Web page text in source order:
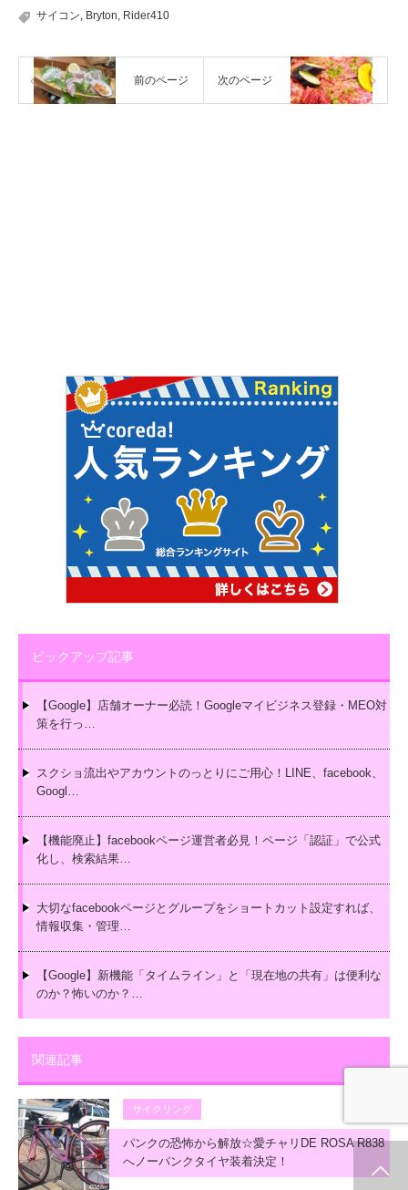
サイコン, Bryton, Rider410
前のページ 次のページ
ピックアップ記事
【Google】店舗オーナー必読！Googleマイビジネス登録・MEO対
策を行っ…
スクショ流出やアカウントのっとりにご用心！LINE、facebook、
Googl…
【機能廃止】facebookページ運営者必見！ページ「認証」で公式
化し、検索結果…
大切なfacebookページとグループをショートカット設定すれば、
情報収集・管理…
【Google】新機能「タイムライン」と「現在地の共有」は便利な
のか？怖いのか？…
関連記事
サイクリング
パンクの恐怖から解放☆愛チャリDE ROSA R838
へノーパンクタイヤ装着決定！
ホーム 新着情報 シェア お問合せ